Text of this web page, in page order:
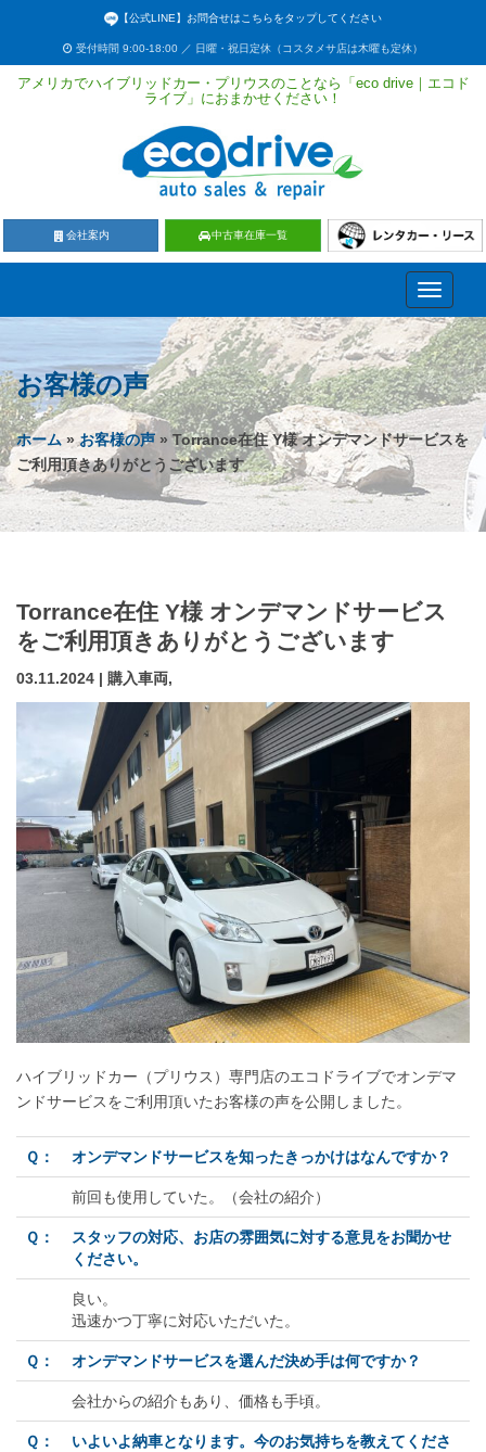
【公式LINE】お問合せはこちらをタップしてください
受付時間 9:00-18:00 ／ 日曜・祝日定休（コスタメサ店は木曜も定休）
アメリカでハイブリッドカー・プリウスのことなら「eco drive｜エコド
ライブ」におまかせください！
会社案内 中古車在庫一覧
Toggle
お客様の声
ホーム»お客様の声 » Torrance在住 Y様 オンデマンドサービスを
ご利用頂きありがとうございます
Torrance在住 Y様 オンデマンドサービス
をご利用頂きありがとうございます
03.11.2024 | 購入車両,
ハイブリッドカー（プリウス）専門店のエコドライブでオンデマ
ンドサービスをご利用頂いたお客様の声を公開しました。
Ｑ： オンデマンドサービスを知ったきっかけはなんですか？
前回も使用していた。（会社の紹介）
Ｑ：
スタッフの対応、お店の雰囲気に対する意見をお聞かせ
ください。
良い。
迅速かつ丁寧に対応いただいた。
Ｑ： オンデマンドサービスを選んだ決め手は何ですか？
会社からの紹介もあり、価格も手頃。
Ｑ：
いよいよ納車となります。今のお気持ちを教えてくださ